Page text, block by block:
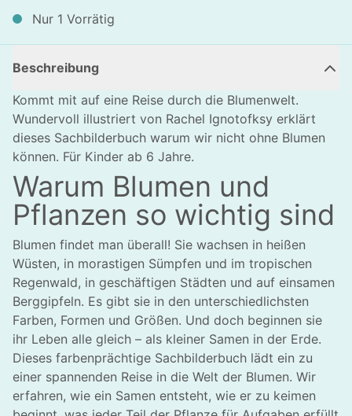
Nur 1 Vorrätig
Beschreibung
Kommt mit auf eine Reise durch die Blumenwelt.
Wundervoll illustriert von Rachel Ignotofksy erklärt
dieses Sachbilderbuch warum wir nicht ohne Blumen
können. Für Kinder ab 6 Jahre.
Warum Blumen und
Pflanzen so wichtig sind
Blumen findet man überall! Sie wachsen in heißen
Wüsten, in morastigen Sümpfen und im tropischen
Regenwald, in geschäftigen Städten und auf einsamen
Berggipfeln. Es gibt sie in den unterschiedlichsten
Farben, Formen und Größen. Und doch beginnen sie
ihr Leben alle gleich – als kleiner Samen in der Erde.
Dieses farbenprächtige Sachbilderbuch lädt ein zu
einer spannenden Reise in die Welt der Blumen. Wir
erfahren, wie ein Samen entsteht, wie er zu keimen